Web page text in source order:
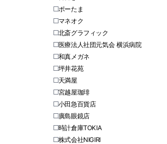
ポーたま
マネオク
北斎グラフィック
医療法人社団元気会 横浜病院
和真メガネ
坪井花苑
天満屋
宮越屋珈琲
小田急百貨店
廣島眼鏡店
時計倉庫TOKIA
株式会社NIGIRI